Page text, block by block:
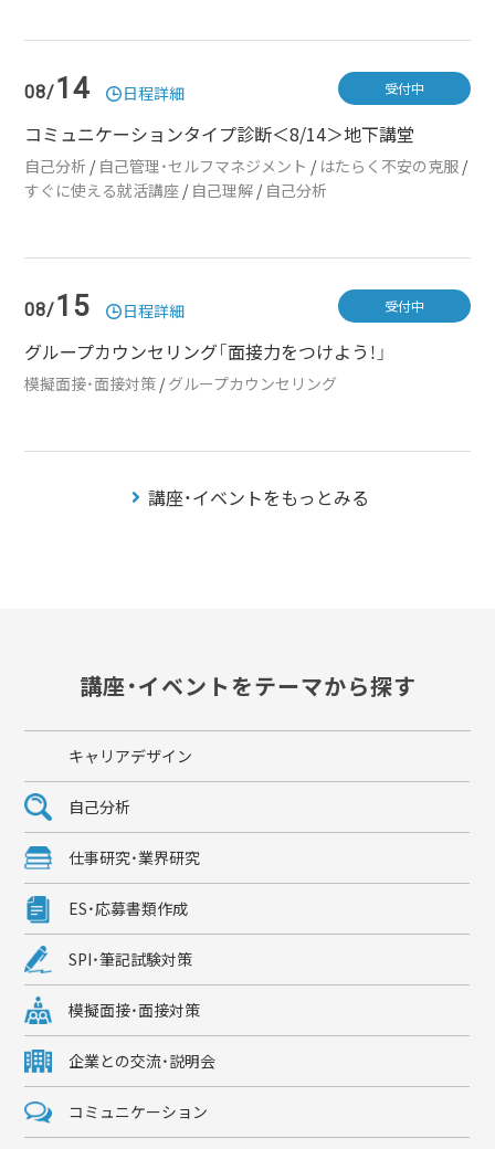
08/14 日程詳細
コミュニケーションタイプ診断＜8/14＞地下講堂
自己分析 / 自己管理・セルフマネジメント / はたらく不安の克服 /
すぐに使える就活講座 / 自己理解 / 自己分析
受付中
08/15 日程詳細
グループカウンセリング「面接力をつけよう！」
模擬面接・面接対策 /グループカウンセリング
受付中
講座・イベントをもっとみる
講座・イベントをテーマから探す
キャリアデザイン
自己分析
仕事研究・業界研究
ES・応募書類作成
SPI・筆記試験対策
模擬面接・面接対策
企業との交流・説明会
コミュニケーション